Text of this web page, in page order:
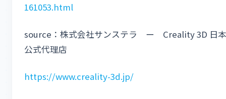
161053.html
source：株式会社サンステラ ー Creality 3D 日本
公式代理店
https://www.creality-3d.jp/